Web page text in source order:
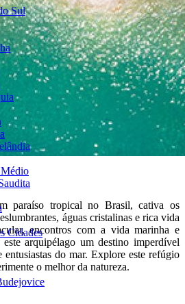
Sul
Cidades
paraíso tropical no Brasil, cativa os
águas cristalinas e rica vida
encontros com a vida marinha e
arquipélago um destino imperdível
entusiastas do mar. Explore este refúgio
o melhor da natureza.